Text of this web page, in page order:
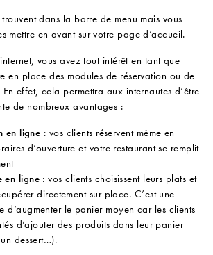
dans la barre de menu mais vous
mettre en avant sur votre page d’accueil.
vous avez tout intérêt en tant que
en place des modules de réservation ou de
effet, cela permettra aux internautes d’être
de nombreux avantages :
en ligne : vos clients réservent même en
d’ouverture et votre restaurant se remplit
en ligne : vos clients choisissent leurs plats et
directement sur place. C’est une
d’augmenter le panier moyen car les clients
d’ajouter des produits dans leur panier
dessert…).